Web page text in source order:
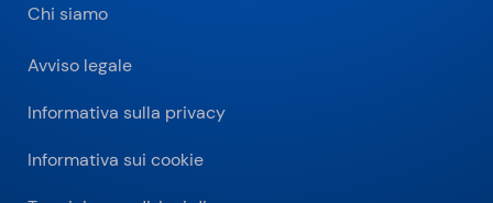
Chi siamo
Avviso legale
Informativa sulla privacy
Informativa sui cookie